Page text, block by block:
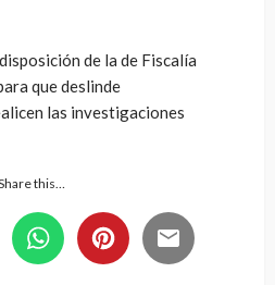
de la de Fiscalía
que deslinde
las investigaciones
this…